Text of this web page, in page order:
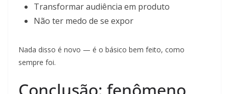
Transformar audiência em produto
Não ter medo de se expor
Nada disso é novo — é o básico bem feito, como
sempre foi.